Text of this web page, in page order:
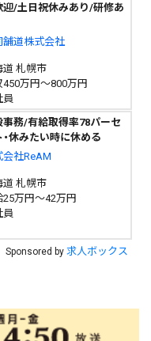
迎/土日祝休みあり/研修あ
舗道株式会社
道 札幌市
450万円～800万円
員
事務/有給取得率78パーセ
・休みたい時に休める
会社ReAM
道 札幌市
25万円～42万円
員
Sponsored by 求人ボックス